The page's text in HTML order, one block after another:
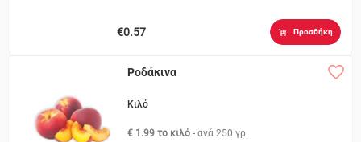
€0.57 Προσθήκη
Ροδάκινα
Κιλό
€ 1.99 το κιλό - ανά250 γρ.